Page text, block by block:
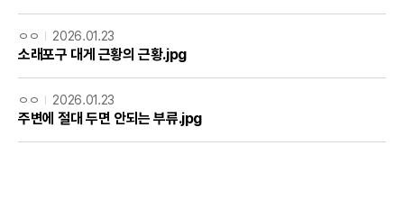
ㅇㅇ 2026.01.23
소래포구 대게 근황의 근황.jpg
ㅇㅇ 2026.01.23
주변에 절대 두면 안되는 부류.jpg